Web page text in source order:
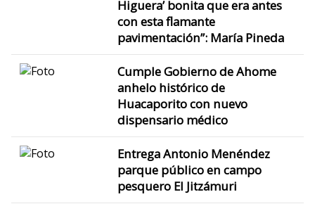
Higuera’ bonita que era antes
con esta flamante
pavimentación”: María Pineda
Cumple Gobierno de Ahome
anhelo histórico de
Huacaporito con nuevo
dispensario médico
Entrega Antonio Menéndez
parque público en campo
pesquero El Jitzámuri